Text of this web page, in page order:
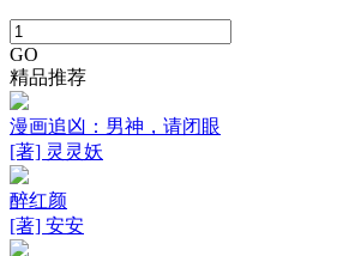
GO
精品推荐
漫画追凶：男神，请闭眼
[著] 灵灵妖
醉红颜
[著] 安安